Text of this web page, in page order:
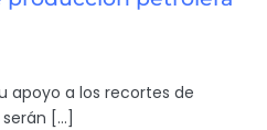
apoyo a los recortes de
[…]